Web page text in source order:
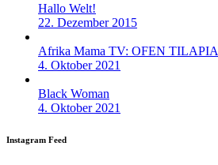
Hallo Welt!
22. Dezember 2015
Afrika Mama TV: OFEN TILAPIA
4. Oktober 2021
Black Woman
4. Oktober 2021
Instagram Feed